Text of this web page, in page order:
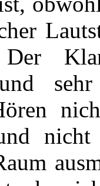
Der
und
nicht